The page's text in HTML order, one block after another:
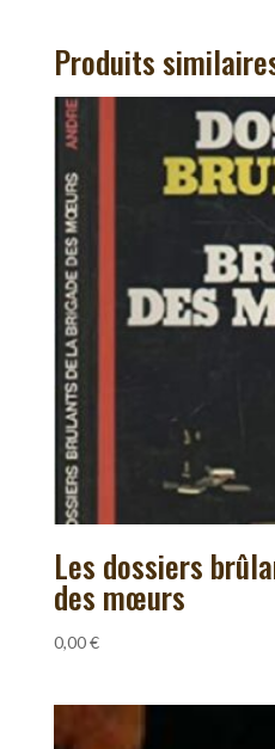
Produits
Les dossiers
des mœurs
0,00€